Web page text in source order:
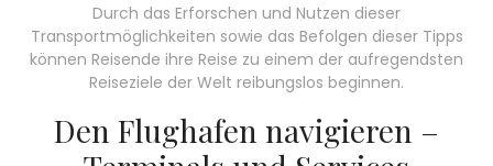
Durch das Erforschen und Nutzen dieser
Transportmöglichkeiten sowie das Befolgen dieser Tipps
können Reisende ihre Reise zu einem der aufregendsten
Reiseziele der Welt reibungslos beginnen.
Den Flughafen navigieren –